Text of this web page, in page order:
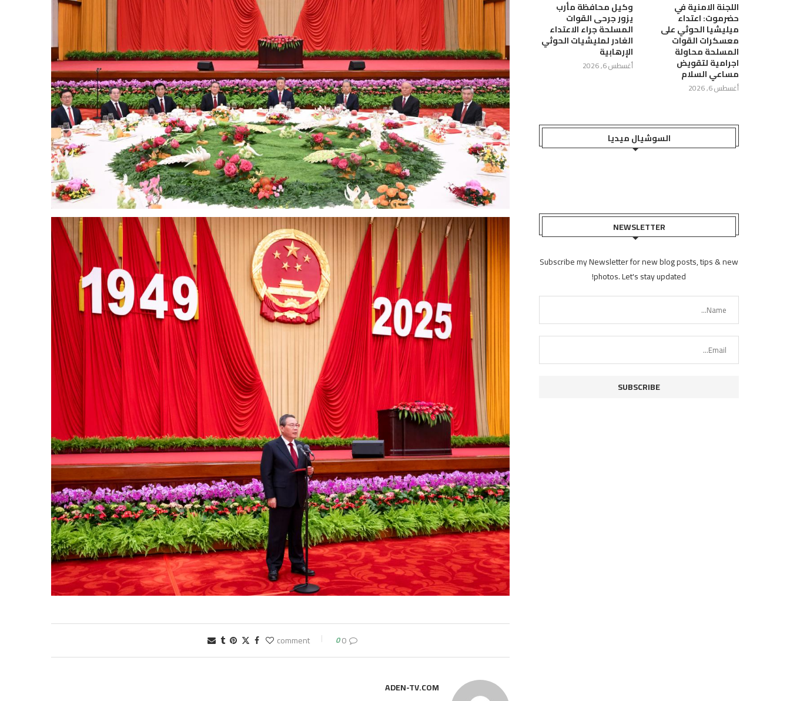
0 comment
0
ADEN-TV.COM
اللجنة الامنية في
حضرموت: اعتداء
ميليشيا الحوثي على
معسكرات القوات
المسلحة محاولة
اجرامية لتقويض
مساعي السلام
أغسطس 6, 2026
وكيل محافظة مأرب
يزور جرحى القوات
المسلحة جراء الاعتداء
الغادر لمليشيات الحوثي
الإرهابية
أغسطس 6, 2026
السوشيال ميديا
NEWSLETTER
Subscribe my Newsletter for new blog posts, tips & new
photos. Let's stay updated!